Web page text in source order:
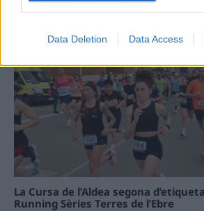
Data Deletion Data Access
La Cursa de l’Aldea segona
Running Sèries Terres de l’Ebre